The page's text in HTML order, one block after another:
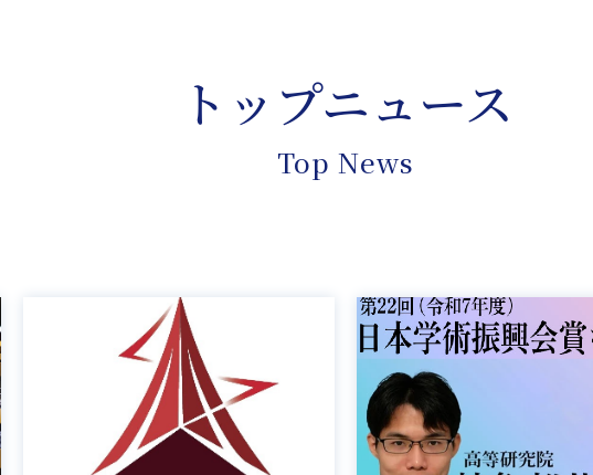
トップニュース
Top News